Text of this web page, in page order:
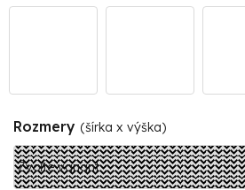
Rozmery (šírka x výška)